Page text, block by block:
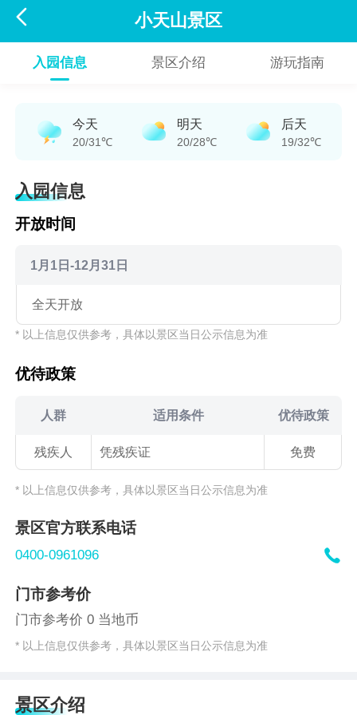
 小天山景区
入园信息 景区介绍 游玩指南
今天
20/31℃
明天
20/28℃
后天
19/32℃
入园信息
开放时间
1月1日-12月31日
全天开放
* 以上信息仅供参考，具体以景区当日公示信息为准
优待政策
人群 适用条件 优待政策
残疾人 凭残疾证 免费
* 以上信息仅供参考，具体以景区当日公示信息为准
景区官方联系电话
0400-0961096 
门市参考价
门市参考价 0 当地币
* 以上信息仅供参考，具体以景区当日公示信息为准
景区介绍